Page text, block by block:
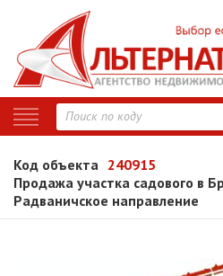
Код объекта 240915
Продажа участка садового в
Радваничское направление